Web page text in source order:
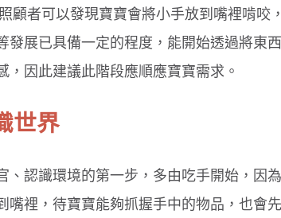
顧者可以發現寶寶會將小手放到嘴裡啃咬
發展已具備一定的程度，能開始透過將東
，因此建議此階段應順應寶寶需求。
世界
、認識環境的第一步，多由吃手開始，因
嘴裡，待寶寶能夠抓握手中的物品，也會
牙！兒童潔牙３原則 腸病毒傳染力強！４招保